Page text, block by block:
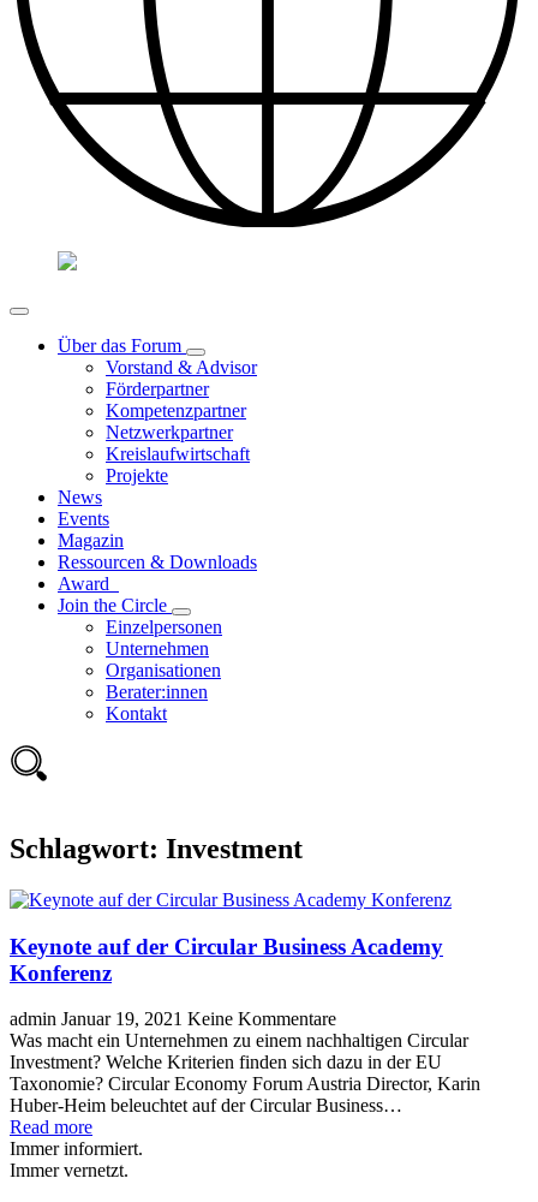
Über das Forum
Vorstand & Advisor
Förderpartner
Kompetenzpartner
Netzwerkpartner
Kreislaufwirtschaft
Projekte
News
Events
Magazin
Ressourcen & Downloads
Award
Join the Circle
Einzelpersonen
Unternehmen
Organisationen
Berater:innen
Kontakt
Schlagwort: Investment
Keynote auf der Circular Business Academy
Konferenz
admin Januar 19, 2021 Keine Kommentare
Was macht ein Unternehmen zu einem nachhaltigen Circular
Investment? Welche Kriterien finden sich dazu in der EU
Taxonomie? Circular Economy Forum Austria Director, Karin
Huber-Heim beleuchtet auf der Circular Business…
Read more
Immer informiert.
Immer vernetzt.